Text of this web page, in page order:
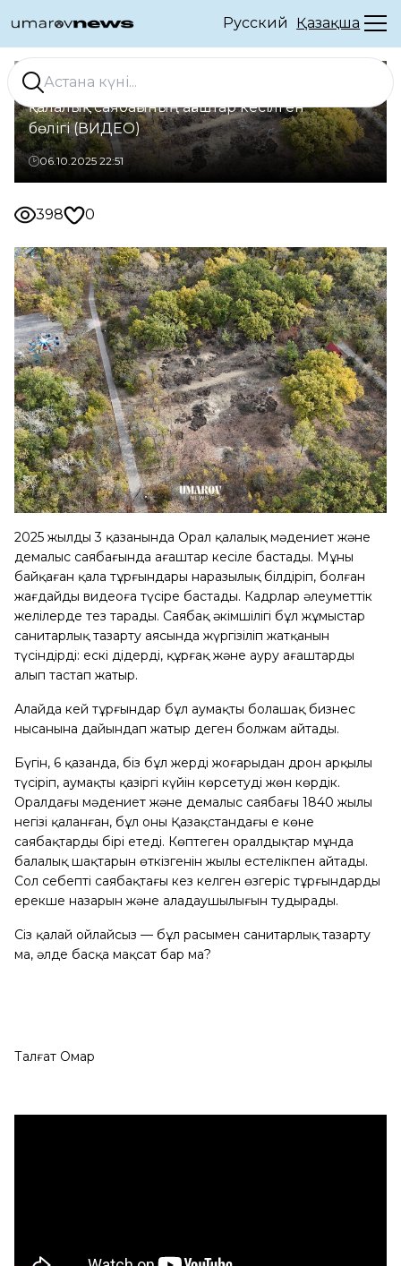
Русский Қазақша
Жоғарыдан түсірілген кадр – Орал
қалалық саябағының ағаштар кесілген
бөлігі (ВИДЕО)
06.10.2025 22:51
398 0
2025 жылдың 3 қазанында Орал қалалық мәдениет және
демалыс саябағында ағаштар кесіле бастады. Мұны
байқаған қала тұрғындары наразылық білдіріп, болған
жағдайды видеоға түсіре бастады. Кадрлар әлеуметтік
желілерде тез тарады. Саябақ әкімшілігі бұл жұмыстар
санитарлық тазарту аясында жүргізіліп жатқанын
түсіндірді: ескі діңдерді, құрғақ және ауру ағаштарды
алып тастап жатыр.
Алайда кей тұрғындар бұл аумақты болашақ бизнес
нысанына дайындап жатыр деген болжам айтады.
Бүгін, 6 қазанда, біз бұл жерді жоғарыдан дрон арқылы
түсіріп, аумақтың қазіргі күйін көрсетуді жөн көрдік.
Оралдағы мәдениет және демалыс саябағы 1840 жылы
негізі қаланған, бұл оны Қазақстандағы ең көне
саябақтардың бірі етеді. Көптеген оралдықтар мұнда
балалық шақтарын өткізгенін жылы естелікпен айтады.
Сол себепті саябақтағы кез келген өзгеріс тұрғындардың
ерекше назарын және алаңдаушылығын тудырады.
Сіз қалай ойлайсыз — бұл расымен санитарлық тазарту
ма, әлде басқа мақсат бар ма?
Талғат Омар